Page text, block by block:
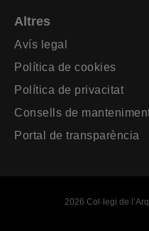
Altres
Avís legal
Política de cookies
Política de privacitat
Consells de
Portal de transparència
2026 Col·legi de